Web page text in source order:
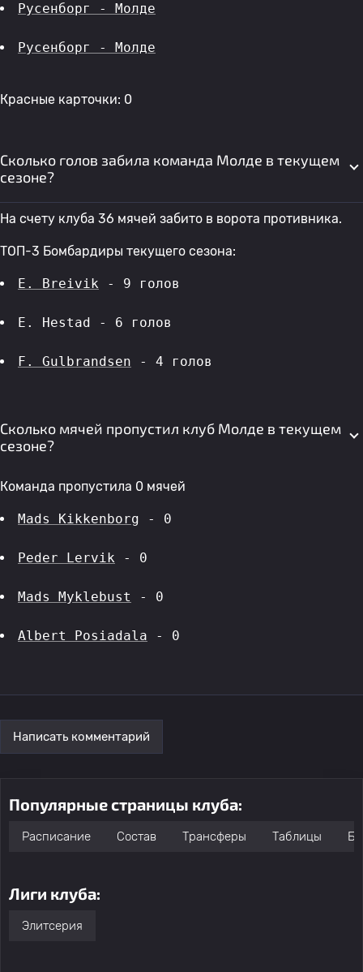
Русенборг - Молде
Русенборг - Молде
Красные карточки: 0
Сколько голов забила команда Молде в текущем
сезоне?
На счету клуба 36 мячей забито в ворота противника.
ТОП-3 Бомбардиры текущего сезона:
E. Breivik - 9 голов
E. Hestad - 6 голов
F. Gulbrandsen - 4 голов
Сколько мячей пропустил клуб Молде в текущем
сезоне?
Команда пропустила 0 мячей
Mads Kikkenborg - 0
Peder Lervik - 0
Mads Myklebust - 0
Albert Posiadala - 0
Написать комментарий
Популярные страницы клуба:
Расписание Состав Трансферы Таблицы
Лиги клуба:
Элитсерия